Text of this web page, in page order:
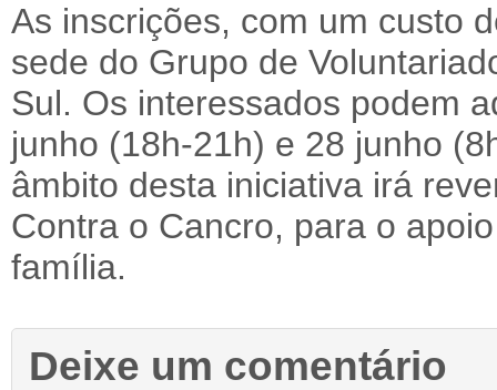
As inscrições, com um custo
sede do Grupo de
Sul. Os interessados podem
junho (18h-21h) e 28 junho
âmbito desta iniciativa irá
Contra o Cancro, para o
família.
Deixe um comentário